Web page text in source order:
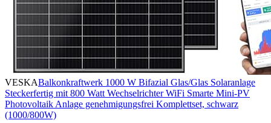
VESKABalkonkraftwerk 1000 W Bifazial Glas/Glas Solaranlage
Steckerfertig mit 800 Watt Wechselrichter WiFi Smarte Mini-PV
Photovoltaik Anlage genehmigungsfrei Komplettset, schwarz
(1000/800W)